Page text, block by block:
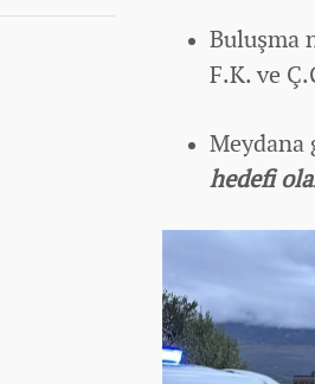
Buluşma
F.K. ve
Meydana
hedefi